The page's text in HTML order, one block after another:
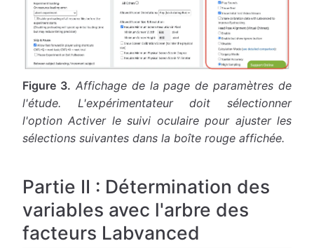
Figure 3. Affichage de la page de paramètres de
l'étude. L'expérimentateur doit sélectionner
l'option Activer le suivi oculaire pour ajuster les
sélections suivantes dans la boîte rouge affichée.
Partie II : Détermination des
variables avec l'arbre des
facteurs Labvanced